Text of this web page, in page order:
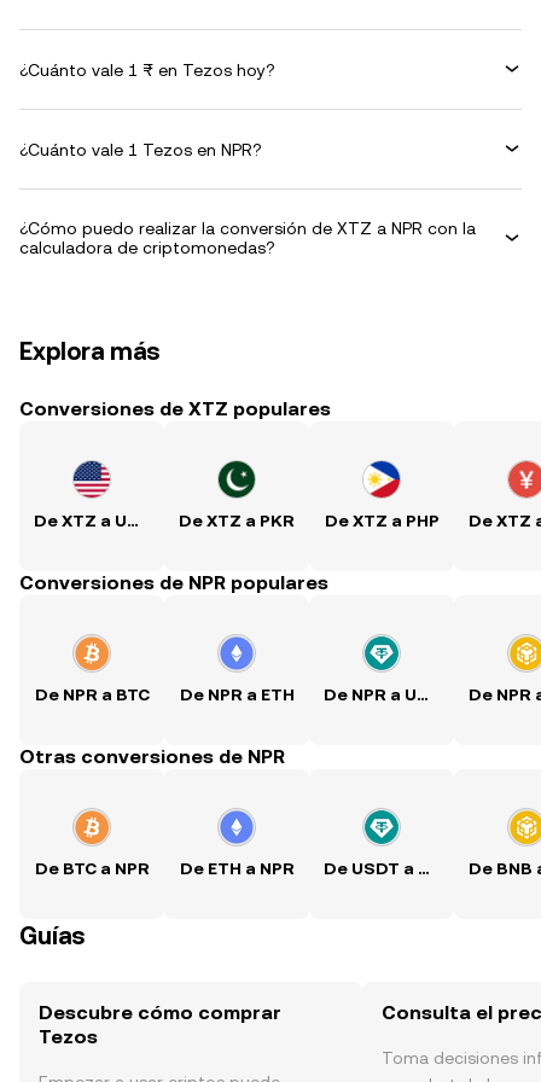
¿Cuánto vale 1 ₨ en Tezos hoy?
¿Cuánto vale 1 Tezos en NPR?
¿Cómo puedo realizar la conversión de XTZ a NPR con la
calculadora de criptomonedas?
Explora más
Conversiones de XTZ populares
De XTZ a USD De XTZ a PKR De XTZ a PHP
Conversiones de NPR populares
De NPR a BTC De NPR a ETH De NPR a USDT
Otras conversiones de NPR
De BTC a NPR De ETH a NPR De USDT a NPR
Guías
Descubre cómo comprar
Tezos
Consulta el
Toma decisiones